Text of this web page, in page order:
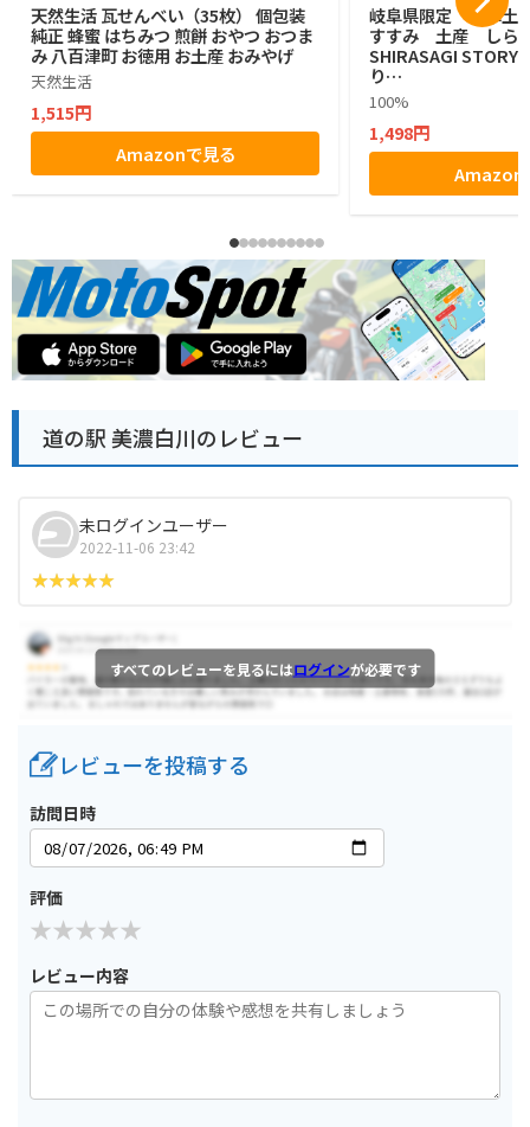
天然生活 瓦せんべい（35枚） 個包装
純正 蜂蜜 はちみつ 煎餅 おやつ おつま
み 八百津町 お徳用 お土産 おみやげ
天然生活
1,515円
Amazonで見る
岐阜県限定 岐阜
すすみ 土産 し
SHIRASAGI
り…
100%
1,498円
Amazon
道の駅 美濃白川のレビュー
未ログインユーザー
2022-11-06 23:42
すべてのレビューを見るにはログインが必要です
レビューを投稿する
訪問日時
評価
レビュー内容